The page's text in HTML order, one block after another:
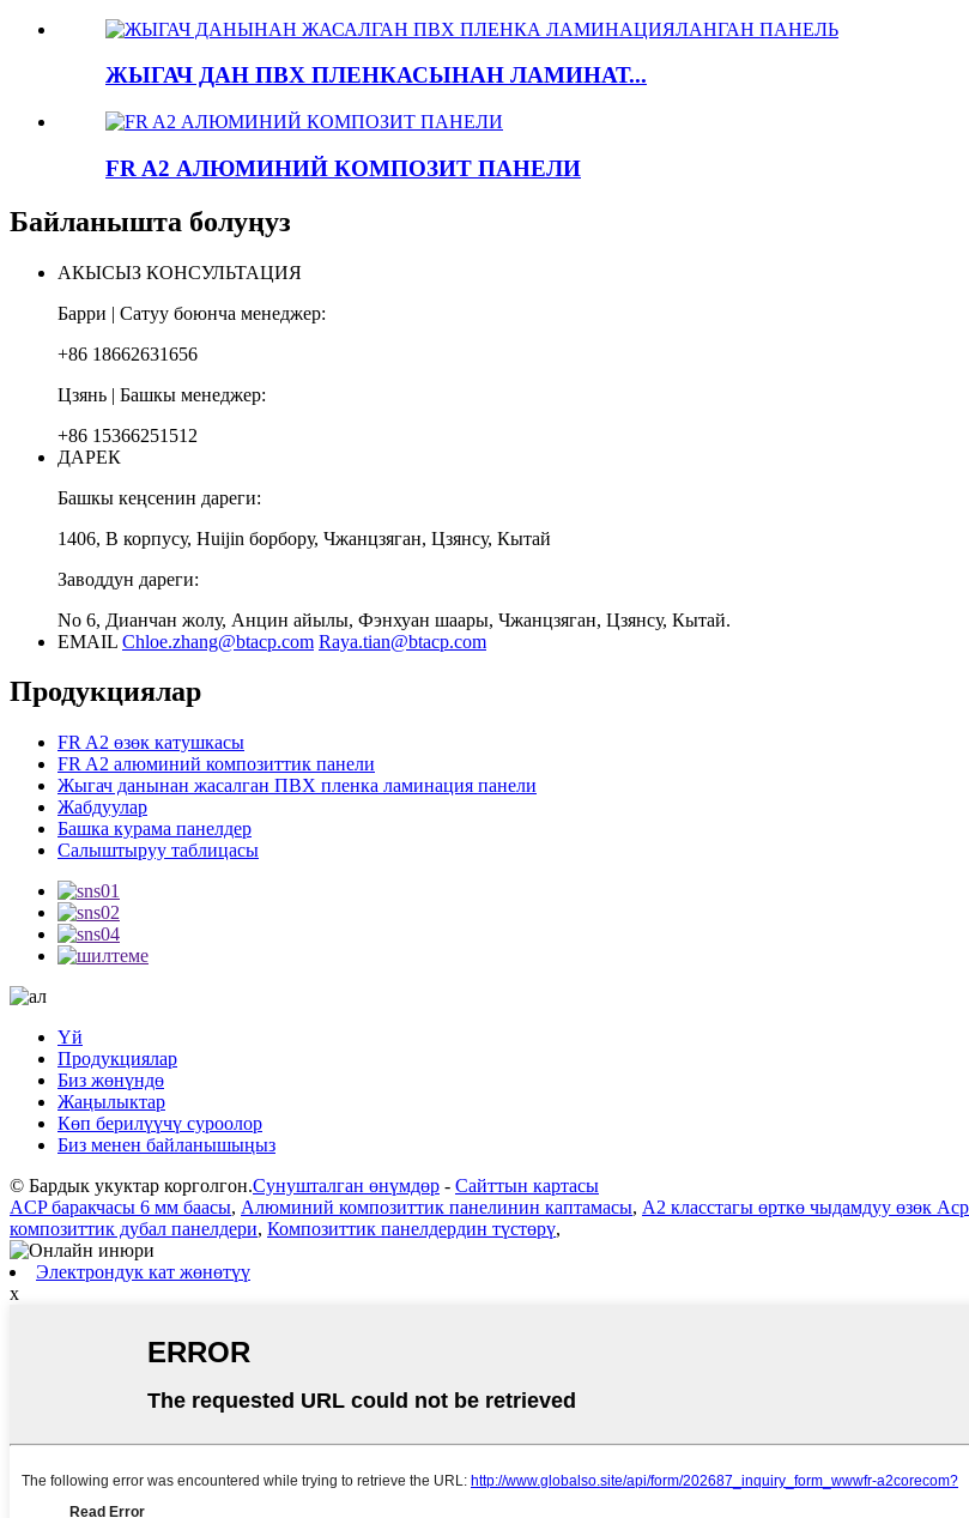
ЖЫГАЧ ДАН ПВХ ПЛЕНКАСЫНАН ЛАМИНАТ...
FR A2 АЛЮМИНИЙ КОМПОЗИТ ПАНЕЛИ
Байланышта болуңуз
АКЫСЫЗ КОНСУЛЬТАЦИЯ
Барри | Сатуу боюнча менеджер:
+86 18662631656
Цзянь | Башкы менеджер:
+86 15366251512
ДАРЕК
Башкы кеңсенин дареги:
1406, В корпусу, Huijin борбору, Чжанцзяган, Цзянсу, Кытай
Заводдун дареги:
No 6, Дианчан жолу, Анцин айылы, Фэнхуан шаары, Чжанцзяган, Цзянсу, Кытай.
EMAIL Chloe.zhang@btacp.com Raya.tian@btacp.com
Продукциялар
FR A2 өзөк катушкасы
FR A2 алюминий композиттик панели
Жыгач данынан жасалган ПВХ пленка ламинация панели
Жабдуулар
Башка курама панелдер
Салыштыруу таблицасы
Үй
Продукциялар
Биз жөнүндө
Жаңылыктар
Көп берилүүчү суроолор
Биз менен байланышыңыз
© Бардык укуктар корголгон.Сунушталган өнүмдөр - Сайттын картасы
ACP баракчасы 6 мм баасы, Алюминий композиттик панелинин каптамасы, A2 класстагы өрткө чыдамдуу өзөк
композиттик дубал панелдери, Композиттик панелдердин түстөрү,
Электрондук кат жөнөтүү
x